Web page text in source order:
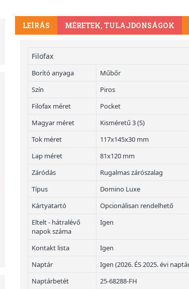
LEÍRÁS MÉRETEK, TULAJDONSÁGOK
Filofax
Borító anyaga
Műbőr
Szín
Piros
Filofax méret
Pocket
Magyar méret
Kisméretű 3 (S)
Tok méret
117x145x30 mm
Lap méret
81x120 mm
Záródás
Rugalmas zárószalag
Típus
Domino Luxe
Kártyatartó
Opcionálisan rendelhető
Eltelt - hátralévő
napok száma
Igen
Kontakt lista
Igen
Naptár
Igen (2026. ÉS 2025. évi
Naptárbetét
25-68288-FH